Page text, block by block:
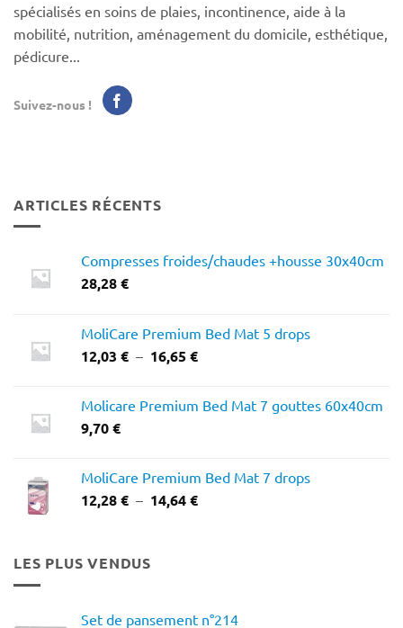
spécialisés en soins de plaies, incontinence, aide à la
mobilité, nutrition, aménagement du domicile, esthétique,
pédicure...
Suivez-nous !
ARTICLES RÉCENTS
Compresses froides/chaudes +housse 30x40cm
28,28€
MoliCare Premium Bed Mat 5 drops
12,03 € – 16,65€Plage
12,03 €
Molicare Premium Bed Mat 7 gouttes 60x40cm
9,70€
MoliCare Premium Bed Mat 7 drops
12,28€ – 14,64€Plage
LES PLUS VENDUS
Set de pansement n°214